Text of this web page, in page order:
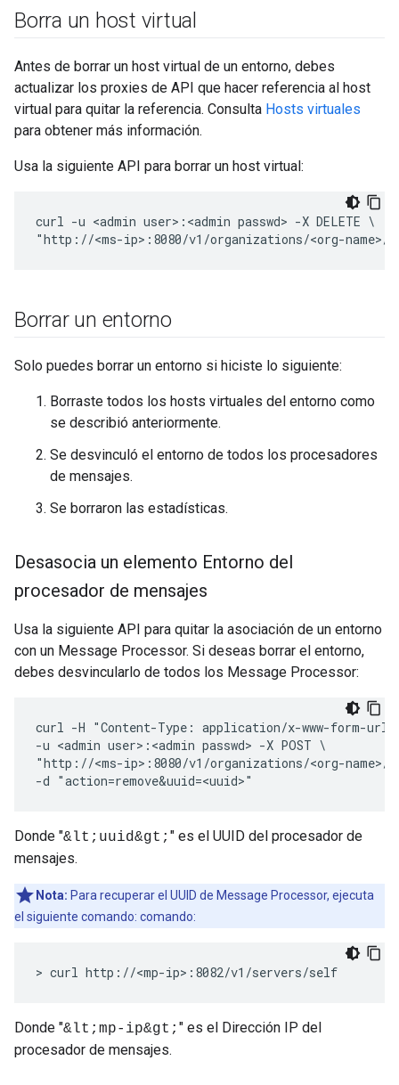
Borra un host virtual
Antes de borrar un host virtual de un entorno, debes
actualizar los proxies de API que hacer referencia al host
virtual para quitar la referencia. Consulta Hosts virtuales
para obtener más información.
Usa la siguiente API para borrar un host virtual:
curl -u <admin user>:<admin passwd> -X DELETE \
"http://<ms-ip>:8080/v1/organizations/<org-
Borrar un entorno
Solo puedes borrar un entorno si hiciste lo siguiente:
Borraste todos los hosts virtuales del entorno como
se describió anteriormente.
Se desvinculó el entorno de todos los procesadores
de mensajes.
Se borraron las estadísticas.
Desasocia un elemento Entorno del
procesador de mensajes
Usa la siguiente API para quitar la asociación de un entorno
con un Message Processor. Si deseas borrar el entorno,
debes desvincularlo de todos los Message Processor:
curl -H "Content-Type: application/x-www-form-
-u <admin user>:<admin passwd> -X POST \
"http://<ms-ip>:8080/v1/organizations/<org-name>/
-d "action=remove&uuid=<uuid>"
Donde "&lt;uuid&gt; " es el UUID del procesador de
mensajes.
Nota: Para recuperar el UUID de Message Processor, ejecuta
el siguiente comando: comando:
> curl http://<mp-ip>:8082/v1/servers/self
Donde "&lt;mp-ip&gt; " es el Dirección IP del
procesador de mensajes.